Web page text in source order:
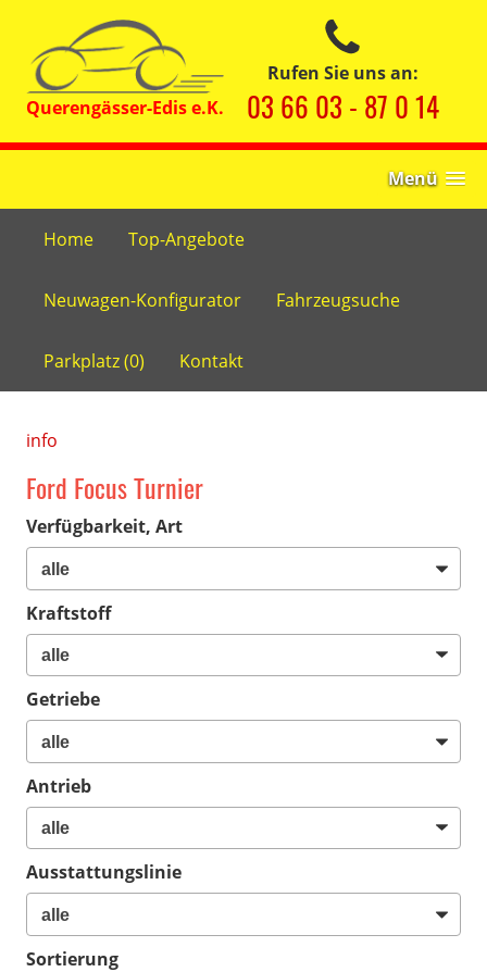
Rufen Sie uns an:
03 66 03 - 87 0 14
Menü
Home Top-Angebote
Neuwagen-Konfigurator Fahrzeugsuche
Parkplatz (0) Kontakt
info
Ford Focus Turnier
Verfügbarkeit, Art
Kraftstoff
Getriebe
Antrieb
Ausstattungslinie
Sortierung